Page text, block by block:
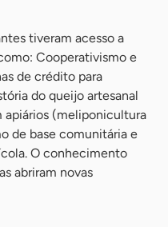
tiveram acesso a
Cooperativismo e
de crédito para
do queijo artesanal
apiários (meliponicultura
de base comunitária e
O conhecimento
abriram novas